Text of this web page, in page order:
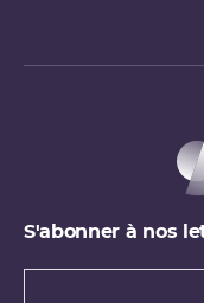
S'abonner à nos
Types de